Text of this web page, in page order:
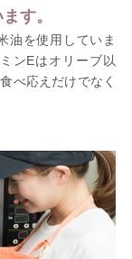
す。
油を使用していま
ンEはオリーブ以
べ応えだけでなく